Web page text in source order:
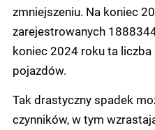
zmniejszeniu. Na koniec
zarejestrowanych
koniec 2024 roku ta
pojazdów.
Tak drastyczny spadek
czynników, w tym